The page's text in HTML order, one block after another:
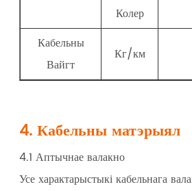
Колер
Кабельны
Вайгт
Кг/км
4. Кабельны матэрыял
4.1 Аптычнае валакно
Усе характарыстыкі кабельнага